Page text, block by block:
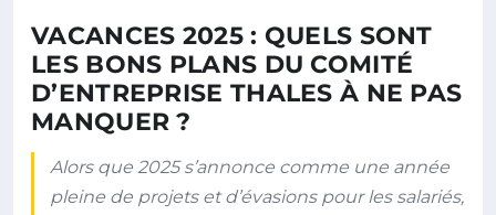
VACANCES 2025 : QUELS SONT
LES BONS PLANS DU COMITÉ
D’ENTREPRISE THALES À NE PAS
MANQUER ?
Alors que 2025 s’annonce comme une année
pleine de projets et d’évasions pour les salariés,